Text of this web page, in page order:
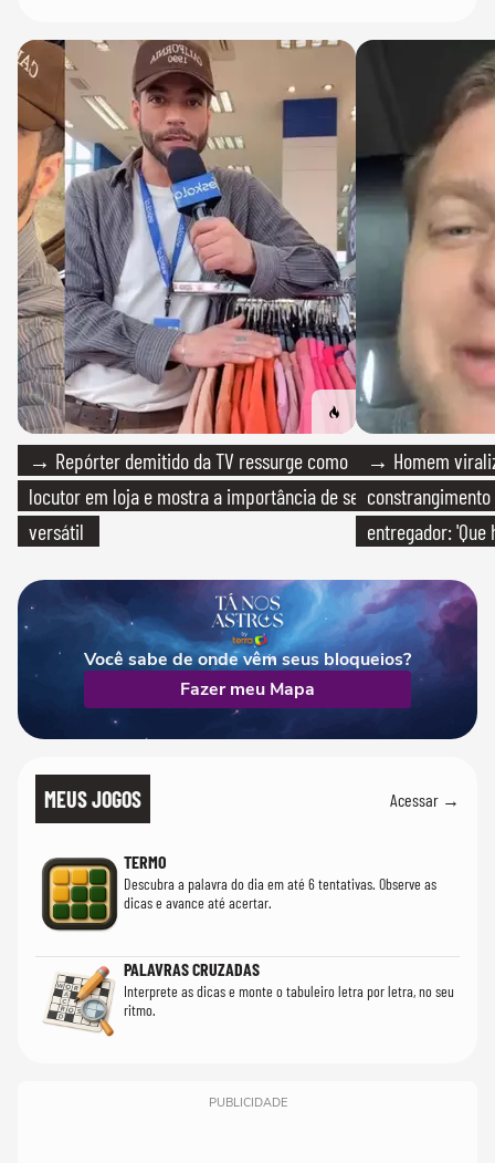
→ Repórter demitido da TV ressurge como
locutor em loja e mostra a importância de ser
versátil
→ Homem
entregador: 'Que
Você sabe de onde vêm seus bloqueios?
Fazer meu Mapa
MEUS JOGOS Acessar →
TERMO
Descubra a palavra do dia em até 6 tentativas. Observe as
dicas e avance até acertar.
PALAVRAS CRUZADAS
Interprete as dicas e monte o tabuleiro letra por letra, no seu
ritmo.
PUBLICIDADE